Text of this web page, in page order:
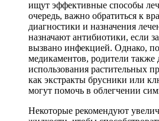
ищут эффективные способы
очередь, важно обратиться к
диагностики и назначения
назначают антибиотики, если
вызвано инфекцией. Однако,
медикаментов, родители также
использования растительных
как экстракты брусники или
могут помочь в облегчении
Некоторые рекомендуют